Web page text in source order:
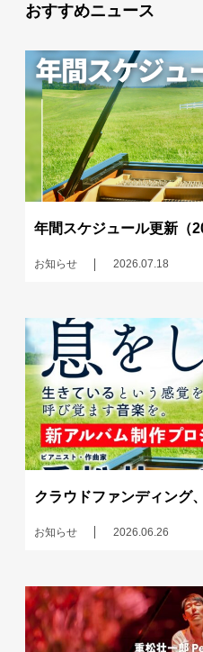
おすすめニュース
年間スケジュール更新（
お知らせ 2026.07.18
クラウドファンディング
お知らせ 2026.06.26